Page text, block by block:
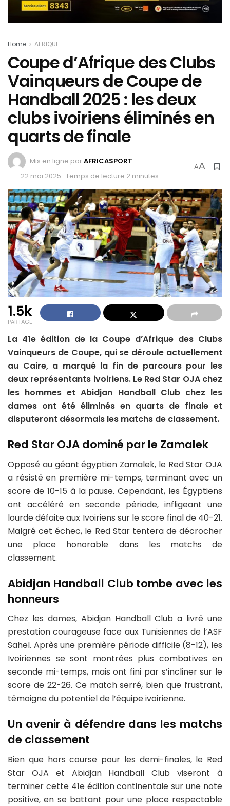
Home AFRIQUE
Coupe d’Afrique des Clubs
Vainqueurs de Coupe de
Handball 2025 : les deux
clubs ivoiriens éliminés en
quarts de finale
Mis en ligne parAFRICASPORT
22 mai 2025 Temps de lecture:2 minutes
AA
1.5k
PARTAGE
La 41e édition de la Coupe d’Afrique des Clubs
Vainqueurs de Coupe, qui se déroule actuellement
au Caire, a marqué la fin de parcours pour les
deux représentants ivoiriens. Le Red Star OJA chez
les hommes et Abidjan Handball Club chez les
dames ont été éliminés en quarts de finale et
disputeront désormais les matchs de classement.
Red Star OJA dominé par le Zamalek
Opposé au géant égyptien Zamalek, le Red Star OJA
a résisté en première mi-temps, terminant avec un
score de 10-15 à la pause. Cependant, les Égyptiens
ont accéléré en seconde période, infligeant une
lourde défaite aux Ivoiriens sur le score final de 40-21.
Malgré cet échec, le Red Star tentera de décrocher
une place honorable dans les matchs de
classement.
Abidjan Handball Club tombe avec les
honneurs
Chez les dames, Abidjan Handball Club a livré une
prestation courageuse face aux Tunisiennes de l’ASF
Sahel. Après une première période difficile (8-12), les
Ivoiriennes se sont montrées plus combatives en
seconde mi-temps, mais ont fini par s’incliner sur le
score de 22-26. Ce match serré, bien que frustrant,
témoigne du potentiel de l’équipe ivoirienne.
Un avenir à défendre dans les matchs
de classement
Bien que hors course pour les demi-finales, le Red
Star OJA et Abidjan Handball Club viseront à
terminer cette 41e édition continentale sur une note
positive, en se battant pour une place respectable